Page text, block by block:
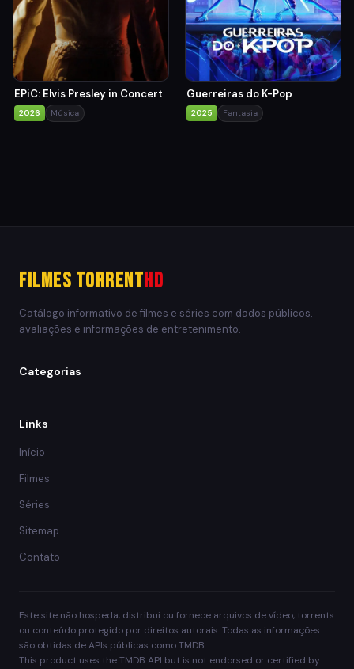
EPiC: Elvis Presley in Concert
2026 Música
Guerreiras do K-Pop
2025 Fantasia
Filmes TorrentHD
Catálogo informativo de filmes e séries com dados públicos,
avaliações e informações de entretenimento.
Categorias
Links
Início
Filmes
Séries
Sitemap
Contato
Este site não hospeda, distribui ou fornece arquivos de vídeo, torrents
ou conteúdo protegido por direitos autorais. Todas as informações
são obtidas de APIs públicas como TMDB.
This product uses the TMDB API but is not endorsed or certified by